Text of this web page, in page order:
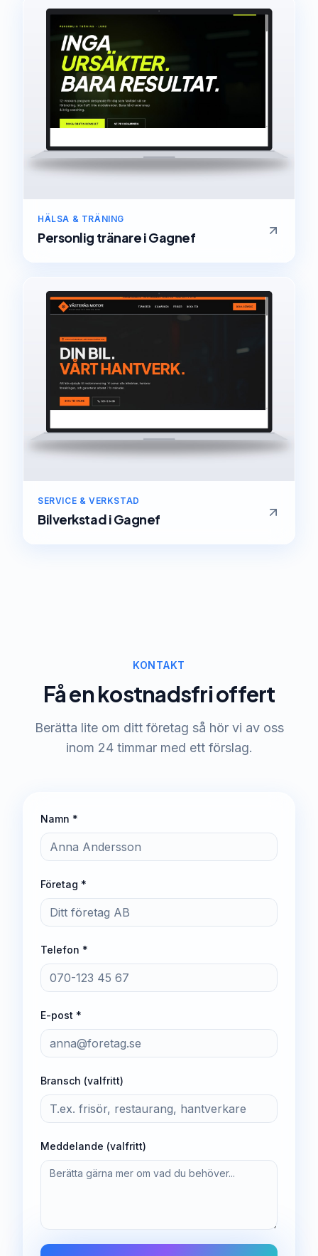
HÄLSA & TRÄNING
Personlig tränareiGagnef
SERVICE & VERKSTAD
BilverkstadiGagnef
KONTAKT
Få en kostnadsfri offert
Berätta lite om ditt företag så hör vi av oss
inom 24 timmar med ett förslag.
Namn *
Företag *
Telefon *
E-post *
Bransch (valfritt)
Meddelande (valfritt)